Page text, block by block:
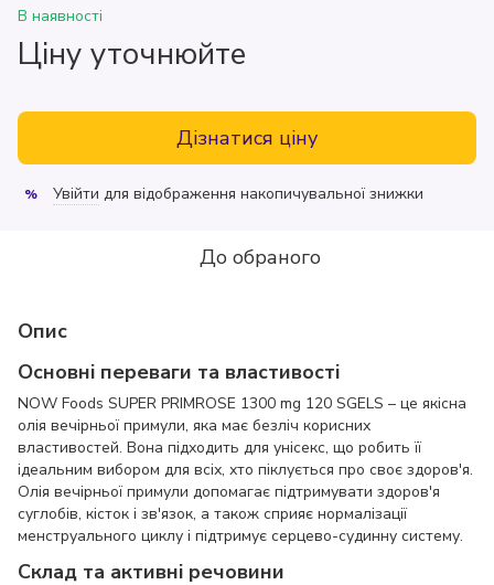
В наявності
Ціну уточнюйте
Дізнатися ціну
% Увійти для відображення накопичувальної знижки
До обраного
Опис
Основні переваги та властивості
NOW Foods SUPER PRIMROSE 1300 mg 120 SGELS – це якісна
олія вечірньої примули, яка має безліч корисних
властивостей. Вона підходить для унісекс, що робить її
ідеальним вибором для всіх, хто піклується про своє здоров'я.
Олія вечірньої примули допомагає підтримувати здоров'я
суглобів, кісток і зв'язок, а також сприяє нормалізації
менструального циклу і підтримує серцево-судинну систему.
Склад та активні речовини